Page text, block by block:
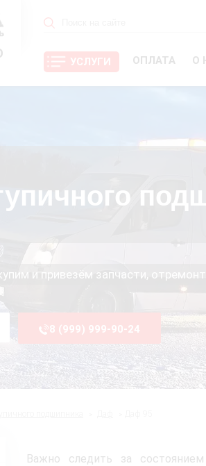
УСЛУГИ ОПЛАТА О
и привезём запчасти,
8 (999) 999-90-24
Важно следить за